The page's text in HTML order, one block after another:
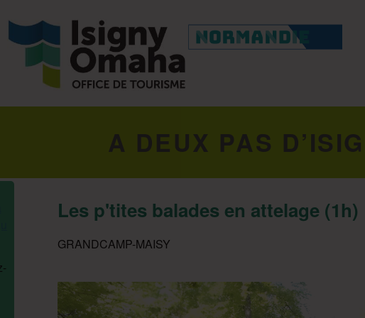
A DEUX PAS
Les p'tites balades en attelage (1h)
GRANDCAMP-MAISY